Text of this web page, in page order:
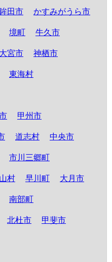
田市 かすみがうら市
境町 牛久市
宮市 神栖市
東海村
甲州市
道志村 中央市
市川三郷町
村 早川町 大月市
南部町
北杜市 甲斐市